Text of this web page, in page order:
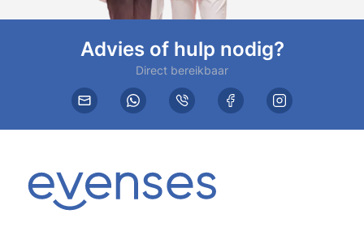
Advies of hulp nodig?
Direct bereikbaar